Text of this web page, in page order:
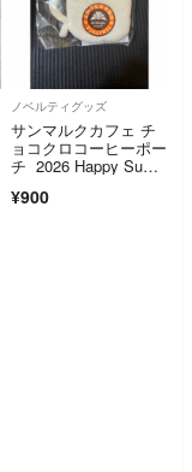
ノベルティグッズ
サンマルクカフェ チ
ョコクロコーヒーポー
チ 2026 Happy Sum
ンマルク
¥900